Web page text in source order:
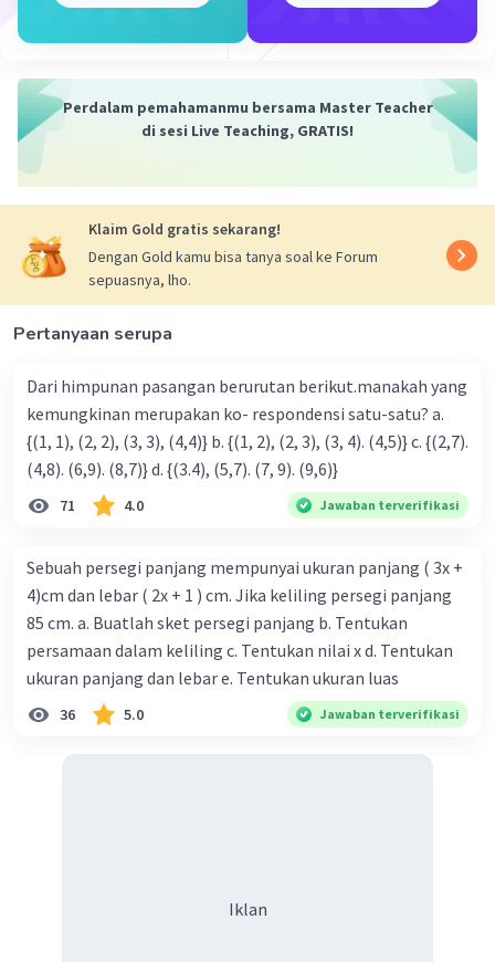
6 = 16 – 5b + 3b
6 = 16 – 2b
b = 10/2
adalah 5.
Beri Rating·0.0
Iklan
Perdalam pemahamanmu bersama Master Teacher
di sesi Live Teaching, GRATIS!
Klaim Gold gratis sekarang!
Dengan Gold kamu bisa tanya soal ke Forum
sepuasnya, lho.
Pertanyaan serupa
Dari himpunan pasangan berurutan berikut.manakah yang
kemungkinan merupakan ko- respondensi satu-satu? a.
{(1, 1), (2, 2), (3, 3), (4,4)} b. {(1, 2), (2, 3), (3, 4). (4,5)} c. {(2,7).
(4,8). (6,9). (8,7)} d. {(3.4), (5,7). (7, 9). (9,6)}
71 4.0 Jawaban terverifikasi
Sebuah persegi panjang mempunyai ukuran panjang ( 3x +
4)cm dan lebar ( 2x + 1 ) cm. Jika keliling persegi panjang
85 cm. a. Buatlah sket persegi panjang b. Tentukan
persamaan dalam keliling c. Tentukan nilai x d. Tentukan
ukuran panjang dan lebar e. Tentukan ukuran luas
36 5.0 Jawaban terverifikasi
Iklan